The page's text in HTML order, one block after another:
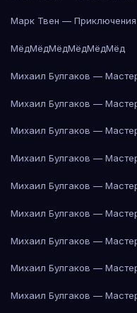
Марк Твен —
МёдМёдМёдМёдМёдМёд
Михаил Булгаков —
Михаил Булгаков —
Михаил Булгаков —
Михаил Булгаков —
Михаил Булгаков —
Михаил Булгаков —
Михаил Булгаков —
Михаил Булгаков —
Михаил Булгаков —